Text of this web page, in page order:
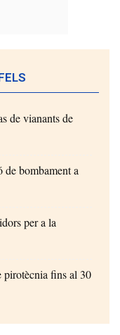
de vianants de
de bombament a
per a la
pirotècnia fins al 30